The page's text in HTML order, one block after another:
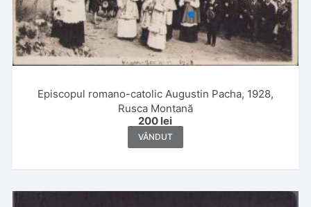
Episcopul romano-catolic Augustin Pacha, 1928,
Rusca Montană
200 lei
VÂNDUT